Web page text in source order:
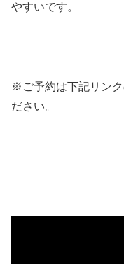
やすいです。
※ご予約は下記リンク
ださい。